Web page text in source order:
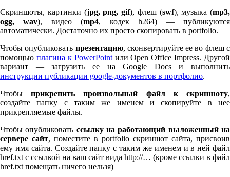
Скриншоты, картинки (jpg, png, gif), флеш (swf), музыка (mp3,
ogg, wav), видео (mp4, кодек h264) — публикуются
автоматически. Достаточно их просто скопировать в port­fo­lio.
Чтобы опубликовать презентацию, сконвертируйте ее во флеш с
помощью плагина к Pow­er­Pointили Open Office Impress. Другой
вариант — загрузить ее на Google Docs и выполнить
инструкции публикации google-документов в портфолио.
Чтобыприкрепить произвольный файл к скриншоту,
создайте папку с таким же именем и скопируйте в нее
прикрепляемые файлы.
Чтобы опубликовать ссылку на работающий выложенный на
сервере сайт, поместите в port­fo­lio скриншот сайта, присвоив
ему имя сайта. Создайте папку с таким же именем и в ней файл
href.txt с ссылкой на ваш сайт вида http://… (кроме ссылки в файл
href.txt помещать ничего нельзя)